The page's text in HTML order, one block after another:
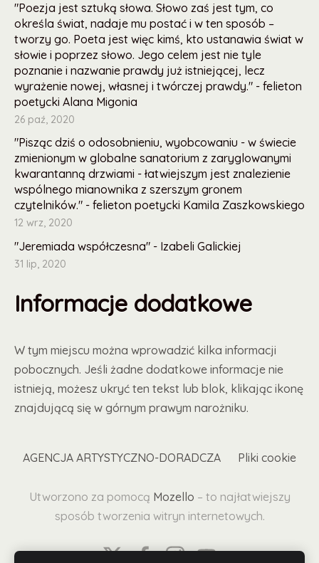
"Poezja jest sztuką słowa. Słowo zaś jest tym, co
określa świat, nadaje mu postać i w ten sposób –
tworzy go. Poeta jest więc kimś, kto ustanawia świat w
słowie i poprzez słowo. Jego celem jest nie tyle
poznanie i nazwanie prawdy już istniejącej, lecz
wyrażenie nowej, własnej i twórczej prawdy." - felieton
poetycki Alana Migonia
26 paź, 2020
"Pisząc dziś o odosobnieniu, wyobcowaniu - w świecie
zmienionym w globalne sanatorium z zaryglowanymi
kwarantanną drzwiami - łatwiejszym jest znalezienie
wspólnego mianownika z szerszym gronem
czytelników." - felieton poetycki Kamila Zaszkowskiego
12 wrz, 2020
"Jeremiada współczesna" - Izabeli Galickiej
31 lip, 2020
Informacje dodatkowe
W tym miejscu można wprowadzić kilka informacji
pobocznych. Jeśli żadne dodatkowe informacje nie
istnieją, możesz ukryć ten tekst lub blok, klikając ikonę
znajdującą się w górnym prawym narożniku.
AGENCJA ARTYSTYCZNO-DORADCZA Pliki cookie
Utworzono za pomocą Mozello – to najłatwiejszy
sposób tworzenia witryn internetowych.